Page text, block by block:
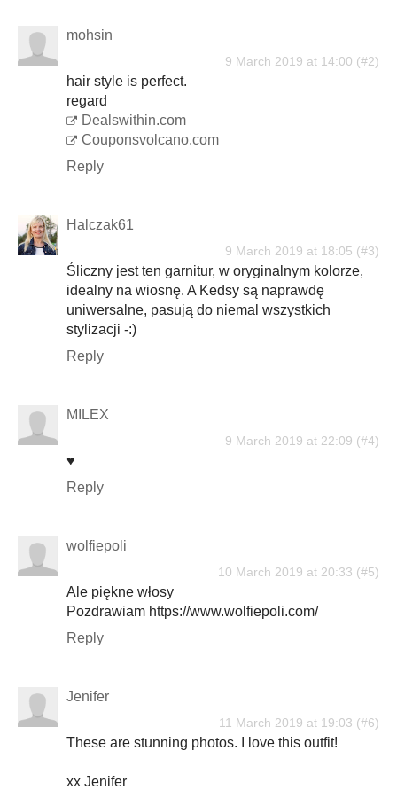
mohsin
9 March 2019 at 14:00
hair style is perfect.
regard
Dealswithin.com
Couponsvolcano.com
Reply
Halczak61
9 March 2019 at 18:05
Śliczny jest ten garnitur, w oryginalnym kolorze,
idealny na wiosnę. A Kedsy są naprawdę
uniwersalne, pasują do niemal wszystkich
stylizacji -:)
Reply
MILEX
9 March 2019 at 22:09
♥
Reply
wolfiepoli
10 March 2019 at 20:33
Ale piękne włosy
Pozdrawiam https://www.wolfiepoli.com/
Reply
Jenifer
11 March 2019 at 19:03
These are stunning photos. I love this outfit!
xx Jenifer